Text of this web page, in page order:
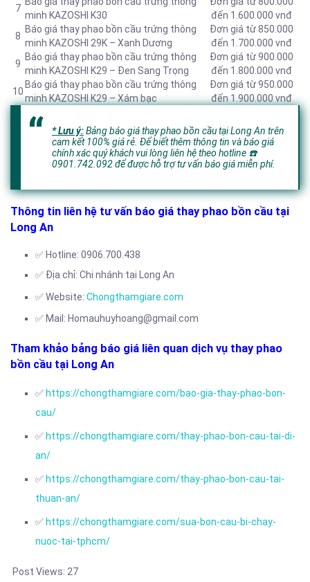
7
minh KAZOSHI K30
đến 1.600.000 vnđ
8
Báo giá thay phao bồn cầu trứng thông
minh KAZOSHI 29K – Xanh Dương
Đơn giá từ 850.000
đến 1.700.000 vnđ
9
Báo giá thay phao bồn cầu trứng thông
minh KAZOSHI K29 – Đen Sang Trọng
Đơn giá từ 900.000
đến 1.800.000 vnđ
10
Báo giá thay phao bồn cầu trứng thông
minh KAZOSHI K29 – Xám bạc
Đơn giá từ 950.000
đến 1.900.000 vnđ
* Lưu ý:Bảng báo giá thay phao bồn cầu tại Long An trên
cam kết 100% giá rẻ. Để biết thêm thông tin và báo giá
chính xác quý khách vui lòng liên hệ theo hotline ☎️
0901.742.092 để được hỗ trợ tư vấn báo giá miễn phí.
Thông tin liên hệ tư vấn báo giá thay phao bồn cầu tại
Long An
✅ Hotline: 0906.700.438
✅ Địa chỉ: Chi nhánh tại Long An
✅ Website: Chongthamgiare.com
✅ Mail: Homauhuyhoang@gmail.com
Tham khảo bảng báo giá liên quan dịch vụ thay phao
bồn cầu tại Long An
✅ https://chongthamgiare.com/bao-gia-thay-phao-bon-
cau/
✅ https://chongthamgiare.com/thay-phao-bon-cau-tai-di-
an/
✅ https://chongthamgiare.com/thay-phao-bon-cau-tai-
thuan-an/
✅ https://chongthamgiare.com/sua-bon-cau-bi-chay-
nuoc-tai-tphcm/
Post Views: 27